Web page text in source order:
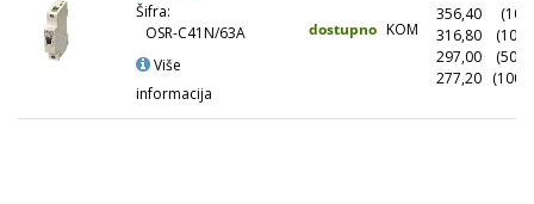
Šifra:
OSR-C41N/63A
Više
informacija
dostupno KOM
356,40
(10+)
316,80
297,00
277,20